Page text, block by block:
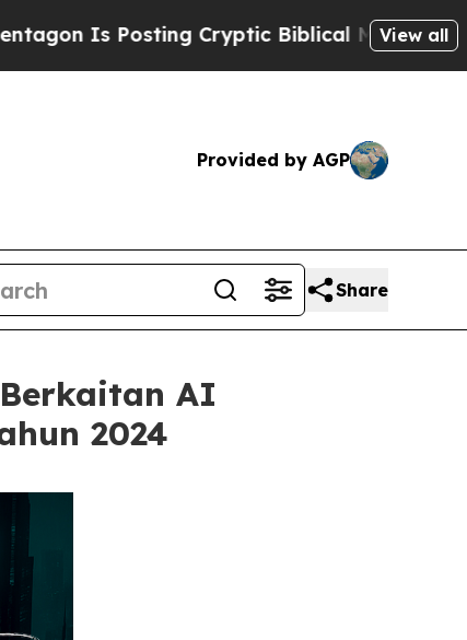
Posting Cryptic Biblical Messages onView all
Provided by AGP
Share
AI
2024